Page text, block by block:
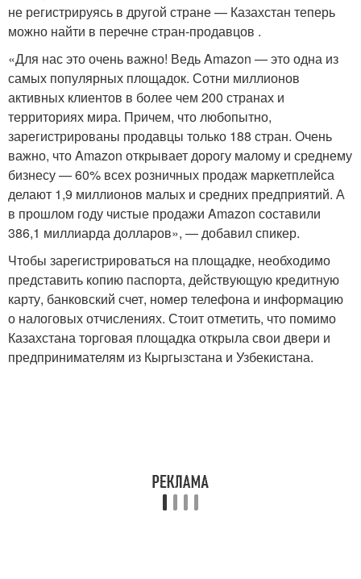
не регистрируясь в другой стране — Казахстан теперь
можно найти в перечне стран-продавцов .
«Для нас это очень важно! Ведь Amazon — это одна из
самых популярных площадок. Сотни миллионов
активных клиентов в более чем 200 странах и
территориях мира. Причем, что любопытно,
зарегистрированы продавцы только 188 стран. Очень
важно, что Amazon открывает дорогу малому и среднему
бизнесу — 60% всех розничных продаж маркетплейса
делают 1,9 миллионов малых и средних предприятий. А
в прошлом году чистые продажи Amazon составили
386,1 миллиарда долларов», — добавил спикер.
Чтобы зарегистрироваться на площадке, необходимо
представить копию паспорта, действующую кредитную
карту, банковский счет, номер телефона и информацию
о налоговых отчислениях. Стоит отметить, что помимо
Казахстана торговая площадка открыла свои двери и
предпринимателям из Кыргызстана и Узбекистана.